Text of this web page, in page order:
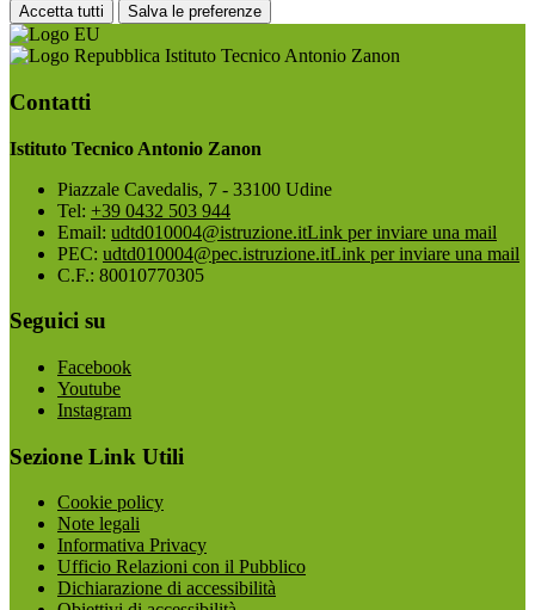
Accetta tutti Salva le preferenze
Istituto Tecnico Antonio Zanon
Contatti
Istituto Tecnico Antonio Zanon
Piazzale Cavedalis, 7 - 33100 Udine
Tel: +39 0432 503 944
Email: udtd010004@istruzione.itLink per inviare una mail
PEC: udtd010004@pec.istruzione.itLink per inviare una mail
C.F.: 80010770305
Seguici su
Facebook
Youtube
Instagram
Sezione Link Utili
Cookie policy
Note legali
Informativa Privacy
Ufficio Relazioni con il Pubblico
Dichiarazione di accessibilità